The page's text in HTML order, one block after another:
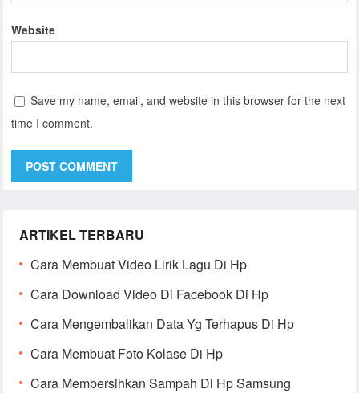
Website
Save my name, email, and website in this browser for the next
time I comment.
ARTIKEL TERBARU
Cara Membuat Video Lirik Lagu Di Hp
Cara Download Video Di Facebook Di Hp
Cara Mengembalikan Data Yg Terhapus Di Hp
Cara Membuat Foto Kolase Di Hp
Cara Membersihkan Sampah Di Hp Samsung